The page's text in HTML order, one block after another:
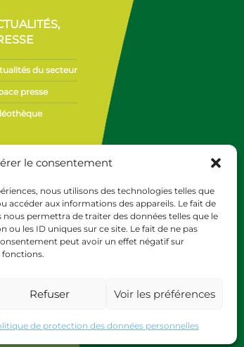
le consentement
nous utilisons des technologies telles que
accéder aux informations des appareils. Le fait de
permettra de traiter des données telles que le
les ID uniques sur ce site. Le fait de ne pas
peut avoir un effet négatif sur
fonctions.
Refuser Voir les préférences
de protection des données personnelles
du secteur
presse
vousà notre newsletter et recevez
et Brevo utilisent des traceurs (pixels de suivi)
savoir si vous ouvrez les courriels et la date à
vous le faites (de façon anonyme) afin
des statistiques de diffusion et entreprendre
actions (adaptation de la fréquence ou arrêt des
nécessaires à la gestion des listes de diffusion.